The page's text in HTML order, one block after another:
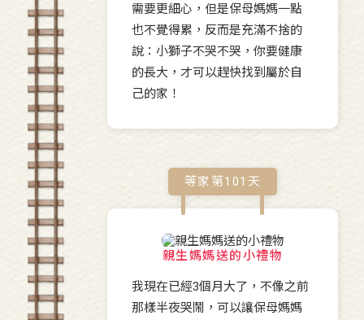
需要更細心，但是保母媽媽一點
也不覺得累，反而是充滿不捨的
說：小獅子不哭不哭，你要健康
的長大，才可以趕快找到屬於自
己的家！
等家第101 天
親生媽媽送的小禮物
我現在已經3個月大了，不像之前
那樣半夜哭鬧，可以讓保母媽媽